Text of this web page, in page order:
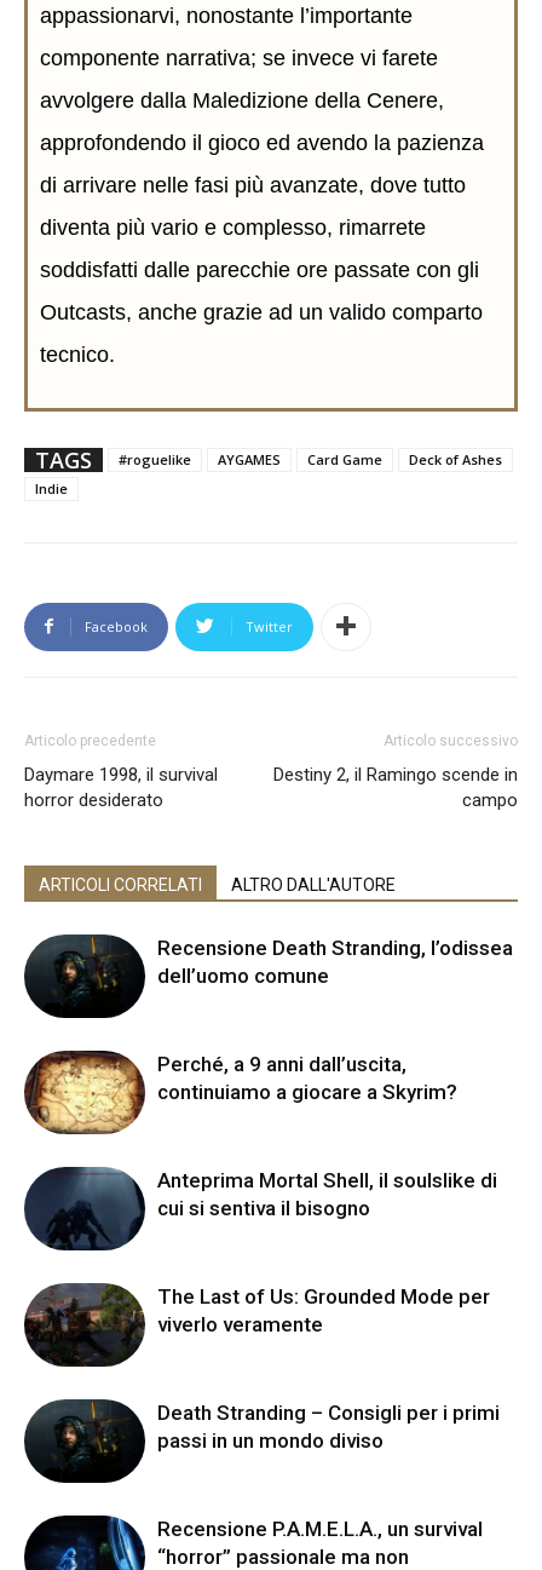
appassionarvi, nonostante l’importante
componente narrativa; se invece vi farete
avvolgere dalla Maledizione della Cenere,
approfondendo il gioco ed avendo la pazienza
di arrivare nelle fasi più avanzate, dove tutto
diventa più vario e complesso, rimarrete
soddisfatti dalle parecchie ore passate con gli
Outcasts, anche grazie ad un valido comparto
tecnico.
TAGS #roguelike AYGAMES Card Game
Deck of Ashes
Indie
Facebook Twitter
Articolo precedente
Daymare 1998, il survival
horror desiderato
Articolo successivo
Destiny 2, il Ramingo scende in
campo
ARTICOLI CORRELATI ALTRO DALL'AUTORE
Recensione Death Stranding, l’odissea
dell’uomo comune
Perché, a 9 anni dall’uscita,
continuiamo a giocare a Skyrim?
Anteprima Mortal Shell, il soulslike di
cui si sentiva il bisogno
The Last of Us: Grounded Mode per
viverlo veramente
Death Stranding – Consigli per i primi
passi in un mondo diviso
Recensione P.A.M.E.L.A., un survival
“horror” passionale ma non